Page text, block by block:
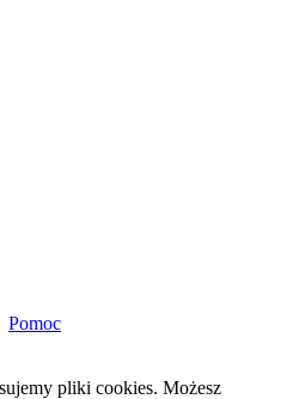
Pomoc
pliki cookies. Możesz